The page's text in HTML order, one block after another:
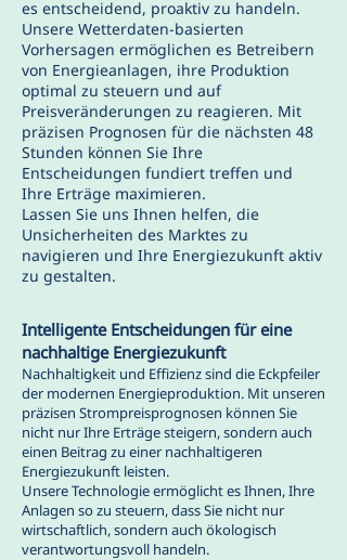
es entscheidend, proaktiv zu handeln.
Unsere Wetterdaten-basierten
Vorhersagen ermöglichen es Betreibern
von Energieanlagen, ihre Produktion
optimal zu steuern und auf
Preisveränderungen zu reagieren. Mit
präzisen Prognosen für die nächsten 48
Stunden können Sie Ihre
Entscheidungen fundiert treffen und
Ihre Erträge maximieren.
Lassen Sie uns Ihnen helfen, die
Unsicherheiten des Marktes zu
navigieren und Ihre Energiezukunft aktiv
zu gestalten.
Intelligente Entscheidungen für eine
nachhaltige Energiezukunft
Nachhaltigkeit und Effizienz sind die Eckpfeiler
der modernen Energieproduktion. Mit unseren
präzisen Strompreisprognosen können Sie
nicht nur Ihre Erträge steigern, sondern auch
einen Beitrag zu einer nachhaltigeren
Energiezukunft leisten.
Unsere Technologie ermöglicht es Ihnen, Ihre
Anlagen so zu steuern, dass Sie nicht nur
wirtschaftlich, sondern auch ökologisch
verantwortungsvoll handeln.